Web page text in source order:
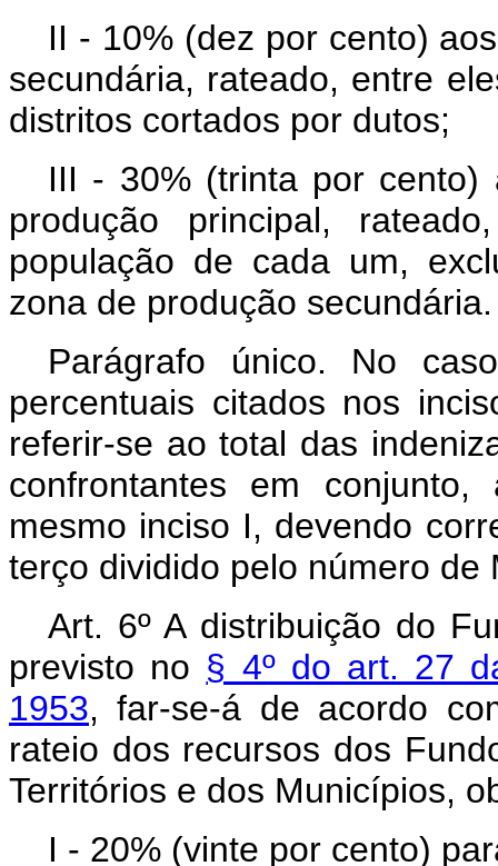
II - 10% (dez por cento)
secundária, rateado, entre
distritos cortados por dutos;
III - 30% (trinta por
produção principal,
população de cada um,
zona de produção secundária.
Parágrafo único. No
percentuais citados nos
referir-se ao total das
confrontantes em
mesmo inciso I, devendo
terço dividido pelo número
Art. 6º A distribuição do
previsto no § 4º do art. 27
1953, far-se-á de acordo
rateio dos recursos dos
Territórios e dos Municípios,
I - 20% (vinte por cento)